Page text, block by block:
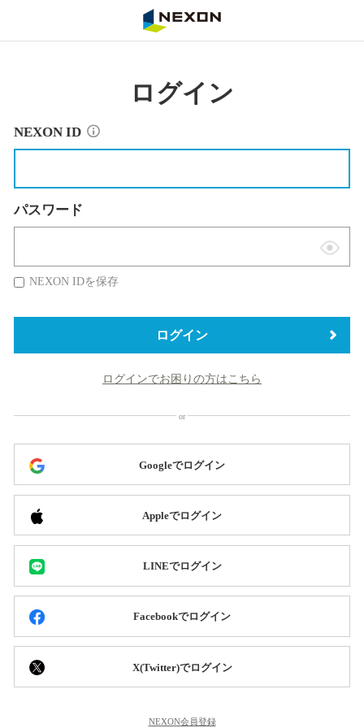
ログイン
NEXON ID
パスワード
表
替
NEXON IDを保存
ログイン
ログインでお困りの方はこちら
Googleでログイン
Appleでログイン
LINEでログイン
Facebookでログイン
X(Twitter)でログイン
NEXON会員登録